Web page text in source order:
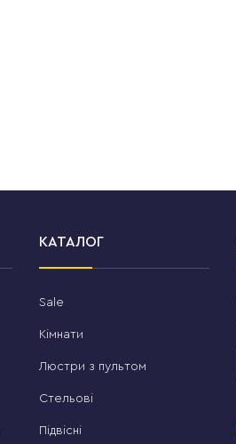
КАТАЛОГ
Sale
Кімнати
Люстри з пультом
Стельові
Підвісні